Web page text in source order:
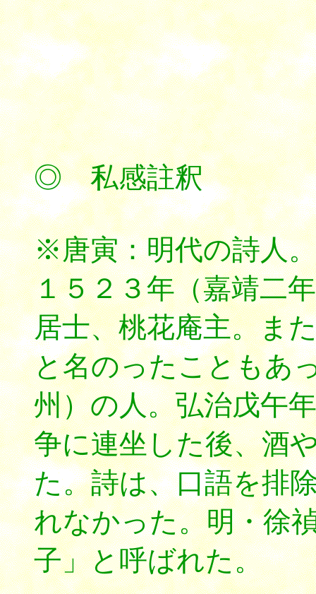
◎ 私感註釈
※唐寅：明代の詩人
１５２３年（嘉靖二
居士、桃花庵主。ま
と名のったこともあ
州）の人。弘治戊午
争に連坐した後、酒
た。詩は、口語を排
れなかった。明・徐
子」と呼ばれた。